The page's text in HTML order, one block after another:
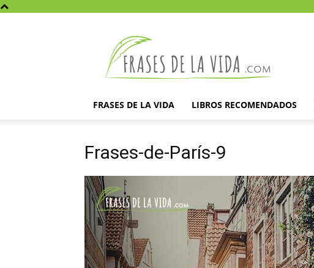
la
vida
FRASES DE LA VIDA LIBROS RECOMENDADOS
Frases-de-París-9